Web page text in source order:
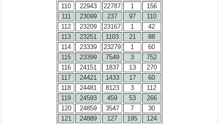
110
22943 22787 1
156
111
23099 237 97
110
112
23209 23167 1
42
113
23251 1103 21
88
114
23339 23279 1
60
115
23399 7549 3
752
116
24151 1837 13
270
117
24421 1433 17
60
118
24481 8123 3
112
119
24593 459 53
266
120
24859 3547 7
30
121
24889 127 195
124